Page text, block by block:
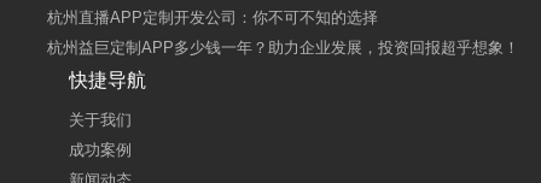
杭州直播APP定制开发公司：你不可不知的选择
杭州益巨定制APP多少钱一年？助力企业发展，投资回报超乎想象！
快捷导航
关于我们
成功案例